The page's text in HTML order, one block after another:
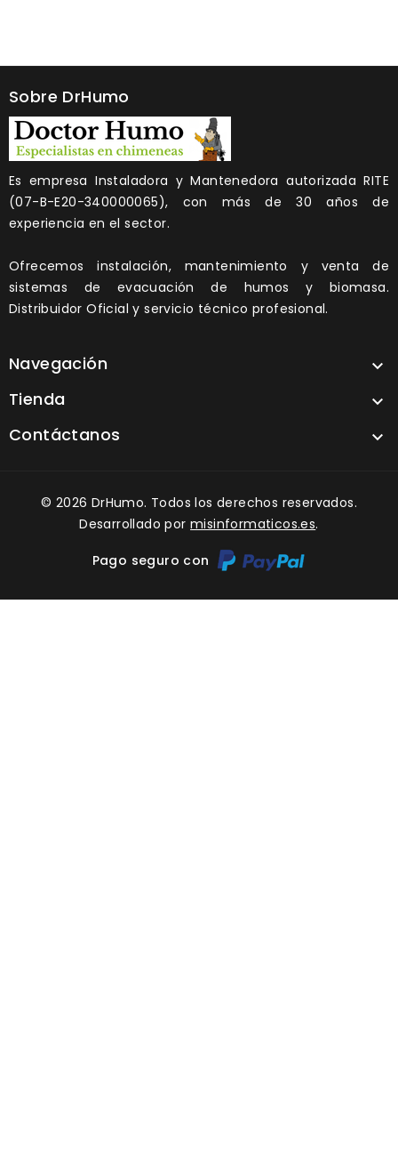
Sobre DrHumo
Es empresa Instaladora y Mantenedora autorizada RITE
(07-B-E20-340000065), con más de 30 años de
experiencia en el sector.
Ofrecemos instalación, mantenimiento y venta de
sistemas de evacuación de humos y biomasa.
Distribuidor Oficial y servicio técnico profesional.
Navegación 
Tienda 
Contáctanos 
© 2026 DrHumo. Todos los derechos reservados.
Desarrollado pormisinformaticos.es.
Pago seguro con